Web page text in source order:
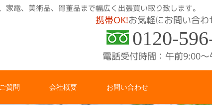
電、美術品、骨董品まで幅広く出張買い取り致します。
携帯OK!お気軽にお問い合わ
0120-
電話受付時間：午前9:00〜
質問 会社概要 お問い合わせ